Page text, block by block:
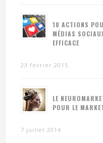
10 ACTIONS
MÉDIAS
EFFICACE
23 février 2015
LE
POUR LE
7 juillet 2014